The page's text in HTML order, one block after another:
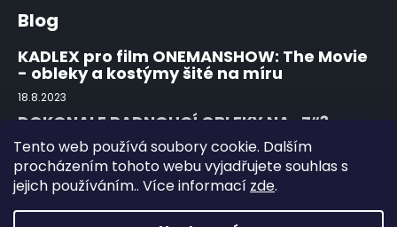
Tento web používá soubory cookie. Dalším
procházením tohoto webu vyjadřujete souhlas s
jejich používáním.. Více informací zde.
Blog
KADLEX pro film ONEMANSHOW: The Movie
- obleky a kostýmy šité na míru
18.8.2023
DOKONALE PADNOUCÍ OBLEKY NA „Z“?
ZEGNA!
15.8.2022
První obutí a použití kožené obuvi
15.8.2022